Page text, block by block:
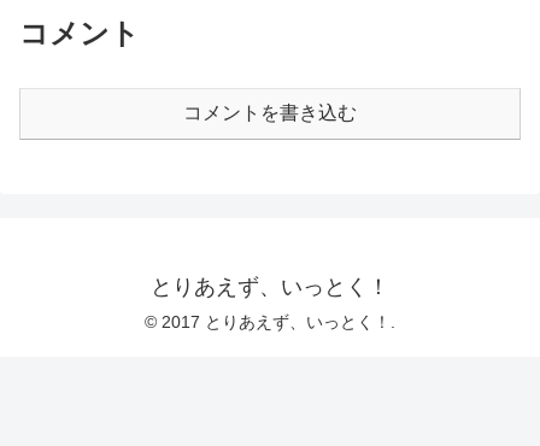
コメント
コメントを書き込む
とりあえず、いっとく！
© 2017 とりあえず、いっとく！.